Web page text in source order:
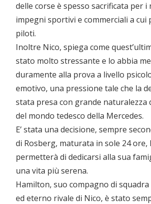
delle corse è spesso sacrificata per i
impegni sportivi e commerciali a cui
piloti.
Inoltre Nico, spiega come
stato molto stressante e lo abbia
duramente alla prova a livello
emotivo, una pressione tale che la
stata presa con grande naturalezza
del mondo tedesco della Mercedes.
E’ stata una decisione, sempre
di Rosberg, maturata in sole 24 ore,
permetterà di dedicarsi alla sua
una vita più serena.
Hamilton, suo compagno di squadra
ed eterno rivale di Nico, è stato